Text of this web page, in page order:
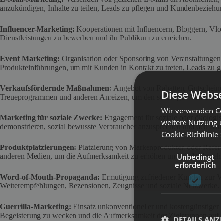
anzukündigen, Inhalte zu teilen, Leads zu pflegen und
Influencer-Marketing: Kooperationen mit Influencern, Bloggern,
Dienstleistungen zu bewerben und ihr Publikum zu erreichen.
Event Marketing: Organisation oder Sponsoring von
Produkteinführungen, um mit Kunden in Kontakt zu treten, Leads zu
Verkaufsfördernde Maßnahmen: Angebot von Rabatten,
Treueprogrammen und anderen Anreizen, um den sofortigen Verkauf
Marketing für soziale Zwecke: Engagement für soziale oder
demonstrieren, sozial bewusste Verbraucher anzusprechen und den
Produktplatzierungen: Platzierung von Markenprodukten oder
anderen Medien, um die Aufmerksamkeit zu erhöhen und die
Word-of-Mouth-Propaganda: Ermutigung zufriedener Kunden zur
Weiterempfehlungen, Rezensionen, Zeugnisse und soziale Netzwerke.
Guerrilla-Marketing: Einsatz unkonventioneller und kostengünstiger
Begeisterung zu wecken und die Aufmerksamkeit der Zielgruppen
Diese
Wir verwenden
weitere Nutzung
Cookie-Richtlinie
Unbedingt
erforderlich
DETAILS